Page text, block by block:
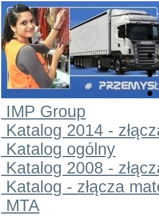
IMP Group
Katalog 2014 -
Katalog ogólny
Katalog 2008 -
Katalog - złącza
MTA